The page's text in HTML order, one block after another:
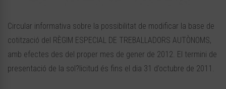
Circular informativa sobre la possibilitat de modificar la base de
cotització del RÈGIM ESPECIAL DE TREBALLADORS AUTÒNOMS,
amb efectes des del proper mes de gener de 2012. El termini de
presentació de la sol?licitud és fins el dia 31 d’octubre de 2011.